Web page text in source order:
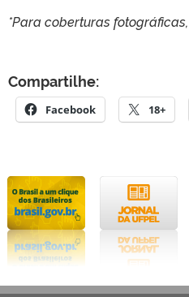
*Para coberturas
Compartilhe:
Facebook 18+